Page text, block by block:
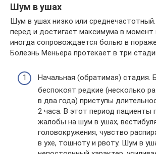
Шум в ушах
Шум в ушах низко или
перед и достигает максимума в момент
иногда сопровождается болью в
Болезнь Меньера протекает в три
Начальная (обратимая) стадия.
беспокоят редкие (несколько
в два года) приступы
2 часа. В этот период пациенты
жалобы на шум в ушах,
головокружения, чувство
в ухе, тошноту и рвоту. Шум в